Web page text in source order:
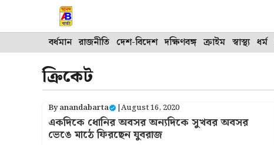
বর্ধমান রাজনীতি দেশ-বিদেশ দক্ষিণবঙ্গ ক্রাইম স্বাস্থ্য ধর্ম
ক্রিকেট
Byanandabarta |August 16, 2020
একদিকে ধোনির অবসর অন্যদিকে সুখবর অবসর
ভেঙে মাঠে ফিরছেন যুবরাজ